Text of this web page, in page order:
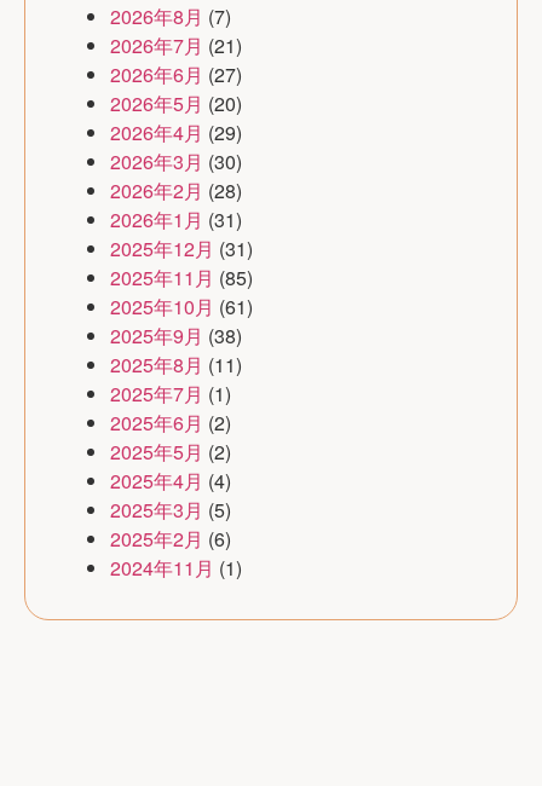
2026年8月 (7)
2026年7月 (21)
2026年6月 (27)
2026年5月 (20)
2026年4月 (29)
2026年3月 (30)
2026年2月 (28)
2026年1月 (31)
2025年12月 (31)
2025年11月 (85)
2025年10月 (61)
2025年9月 (38)
2025年8月 (11)
2025年7月 (1)
2025年6月 (2)
2025年5月 (2)
2025年4月 (4)
2025年3月 (5)
2025年2月 (6)
2024年11月 (1)